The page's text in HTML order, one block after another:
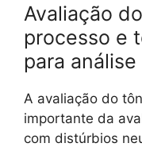
Avaliação
processo e
para
A avaliação do
importante da
com distúrbios